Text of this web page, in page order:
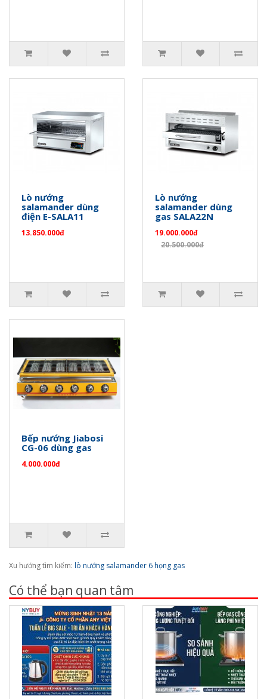
Lò nướng
salamander dùng
điện E-SALA11
13.850.000đ
Lò nướng
salamander dùng
gas SALA22N
19.000.000đ
20.500.000đ
Bếp nướng Jiabosi
CG-06 dùng gas
4.000.000đ
Xu hướng tìm kiếm: lò nướng salamander 6 họng gas
Có thể bạn quan tâm